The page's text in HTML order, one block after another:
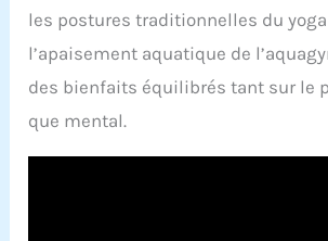
les postures traditionnelles du
l’apaisement aquatique de
des bienfaits équilibrés tant sur le
que mental.